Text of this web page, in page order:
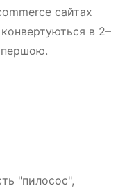
сайтах
в 2–
першою.
"пилосос",